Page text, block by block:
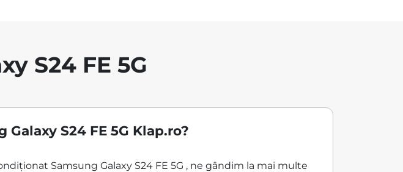
S24 FE 5G
S24 FE 5G Klap.ro?
Samsung Galaxy S24 FE 5G , ne gândim la mai multe